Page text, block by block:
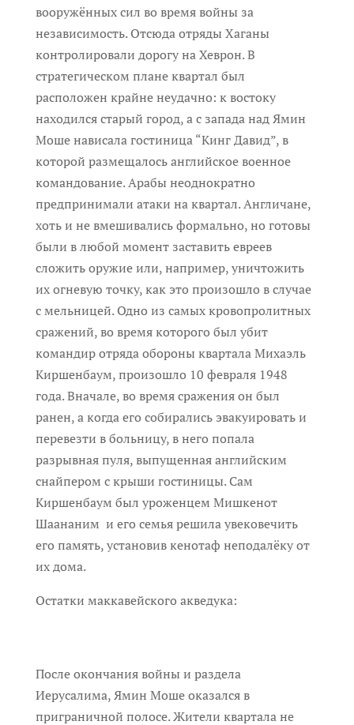
вооружённых сил во время войны за
независимость. Отсюда отряды Хаганы
контролировали дорогу на Хеврон. В
стратегическом плане квартал был
расположен крайне неудачно: к востоку
находился старый город, а с запада над Ямин
Моше нависала гостиница “Кинг Давид”, в
которой размещалось английское военное
командование. Арабы неоднократно
предпринимали атаки на квартал. Англичане,
хоть и не вмешивались формально, но готовы
были в любой момент заставить евреев
сложить оружие или, например, уничтожить
их огневую точку, как это произошло в случае
с мельницей. Одно из самых кровопролитных
сражений, во время которого был убит
командир отряда обороны квартала Михаэль
Киршенбаум, произошло 10 февраля 1948
года. Вначале, во время сражения он был
ранен, а когда его собирались эвакуировать и
перевезти в больницу, в него попала
разрывная пуля, выпущенная английским
снайпером с крыши гостиницы. Сам
Киршенбаум был уроженцем Мишкенот
Шаананим и его семья решила увековечить
его память, установив кенотаф неподалёку от
их дома.
Остатки маккавейского акведука:
После окончания войны и раздела
Иерусалима, Ямин Моше оказался в
приграничной полосе. Жители квартала не